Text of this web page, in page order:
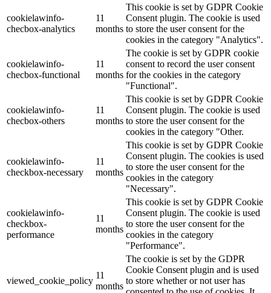
cookielawinfo-
checbox-analytics
11
months
This cookie is set by GDPR Cookie
Consent plugin. The cookie is used
to store the user consent for the
cookies in the category "Analytics".
cookielawinfo-
checbox-functional
11
months
The cookie is set by GDPR cookie
consent to record the user consent
for the cookies in the category
"Functional".
cookielawinfo-
checbox-others
11
months
This cookie is set by GDPR Cookie
Consent plugin. The cookie is used
to store the user consent for the
cookies in the category "Other.
cookielawinfo-
checkbox-necessary
11
months
This cookie is set by GDPR Cookie
Consent plugin. The cookies is used
to store the user consent for the
cookies in the category
"Necessary".
cookielawinfo-
checkbox-
performance
11
months
This cookie is set by GDPR Cookie
Consent plugin. The cookie is used
to store the user consent for the
cookies in the category
"Performance".
viewed_cookie_policy
11
months
The cookie is set by the GDPR
Cookie Consent plugin and is used
to store whether or not user has